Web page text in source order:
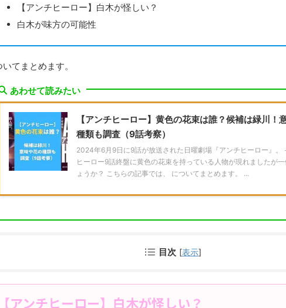
【アンチヒーロー】白木が怪しい？
白木が味方の可能性
いてまとめます。
あわせて読みたい
【アンチヒーロー】黄色の花束は誰？候補は緑川！
種類も調査（9話考察）
2024年6月9日に9話が放送された日曜劇場『アンチヒーロー』。
ヒーロー9話終盤に黄色の花束を持っている人物が現れましたが
ょうか？ こちらの記事では、 についてまとめます。 ...
目次 [表示]
【アンチヒーロー】白木が怪しい？